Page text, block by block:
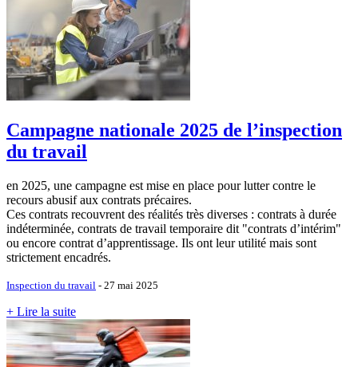
Campagne nationale 2025 de l’inspection
du travail
en 2025, une campagne est mise en place pour lutter contre le
recours abusif aux contrats précaires.
Ces contrats recouvrent des réalités très diverses : contrats à durée
indéterminée, contrats de travail temporaire dit "contrats d’intérim"
ou encore contrat d’apprentissage. Ils ont leur utilité mais sont
strictement encadrés.
Inspection du travail - 27 mai 2025
+ Lire la suite